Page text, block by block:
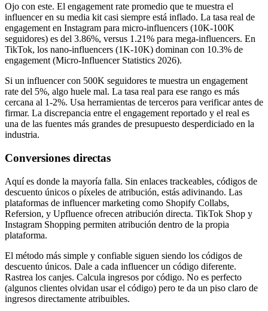
Ojo con este. El engagement rate promedio que te muestra el
influencer en su media kit casi siempre está inflado. La tasa real de
engagement en Instagram para micro-influencers (10K-100K
seguidores) es del 3.86%, versus 1.21% para mega-influencers. En
TikTok, los nano-influencers (1K-10K) dominan con 10.3% de
engagement (Micro-Influencer Statistics 2026).
Si un influencer con 500K seguidores te muestra un engagement
rate del 5%, algo huele mal. La tasa real para ese rango es más
cercana al 1-2%. Usa herramientas de terceros para verificar antes de
firmar. La discrepancia entre el engagement reportado y el real es
una de las fuentes más grandes de presupuesto desperdiciado en la
industria.
Conversiones directas
Aquí es donde la mayoría falla. Sin enlaces trackeables, códigos de
descuento únicos o píxeles de atribución, estás adivinando. Las
plataformas de influencer marketing como Shopify Collabs,
Refersion, y Upfluence ofrecen atribución directa. TikTok Shop y
Instagram Shopping permiten atribución dentro de la propia
plataforma.
El método más simple y confiable siguen siendo los códigos de
descuento únicos. Dale a cada influencer un código diferente.
Rastrea los canjes. Calcula ingresos por código. No es perfecto
(algunos clientes olvidan usar el código) pero te da un piso claro de
ingresos directamente atribuibles.